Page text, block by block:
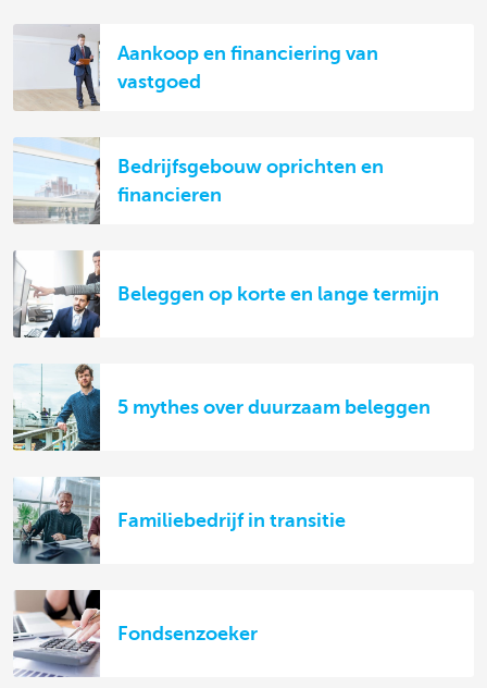
Aankoop en financiering van
vastgoed
Bedrijfsgebouw oprichten en
financieren
Beleggen op korte en lange termijn
5 mythes over duurzaam beleggen
Familiebedrijf in transitie
Fondsenzoeker